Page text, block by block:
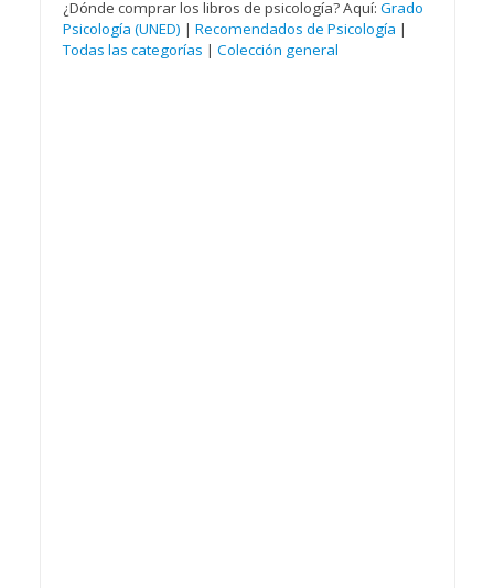
¿Dónde comprar los libros de psicología? Aquí: Grado
Psicología (UNED) | Recomendados de Psicología |
Todas las categorías | Colección general